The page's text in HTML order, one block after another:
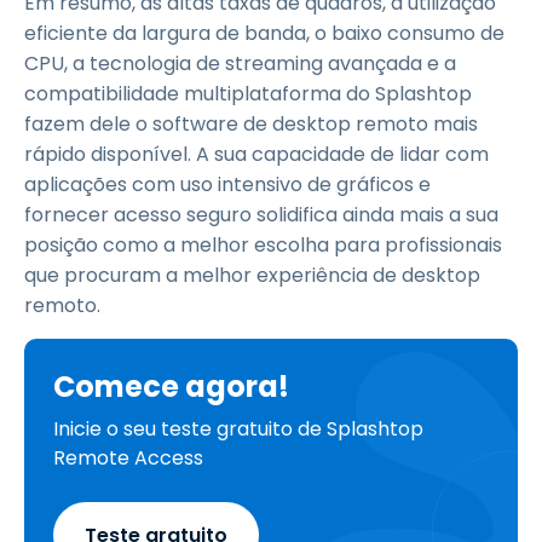
eficiente da largura de banda, o baixo consumo de
CPU, a tecnologia de streaming avançada e a
compatibilidade multiplataforma do Splashtop
fazem dele o software de desktop remoto mais
rápido disponível. A sua capacidade de lidar com
aplicações com uso intensivo de gráficos e
fornecer acesso seguro solidifica ainda mais a sua
posição como a melhor escolha para profissionais
que procuram a melhor experiência de desktop
remoto.
Comece agora!
Inicie o seu teste gratuito de Splashtop
Remote Access
Teste gratuito